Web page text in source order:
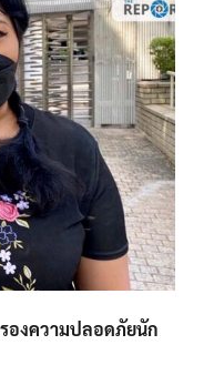
องความปลอดภัยนัก